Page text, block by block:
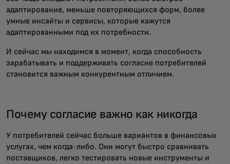
адаптирование, меньше повторяющихся форм, более
умные инсайты и сервисы, которые кажутся
адаптированными под их потребности.
И сейчас мы находимся в момент, когда способность
зарабатывать и поддерживать согласие потребителей
становится важным конкурентным отличием.
Почему согласие важно как никогда
У потребителей сейчас больше вариантов в финансовых
услугах, чем когда-либо. Они могут быстро сравнивать
поставщиков, легко тестировать новые инструменты и